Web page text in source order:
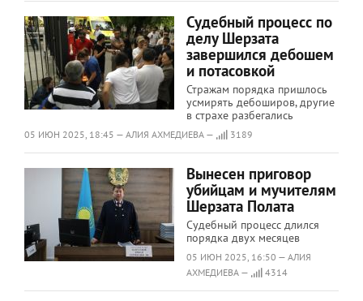
​​​​​​​Судебный процесс по
делу Шерзата
завершился дебошем
и потасовкой
Стражам порядка пришлось
усмирять дебоширов, другие
в страхе разбегались
05 ИЮН 2025, 18:45 — АЛИЯ АХМЕДИЕВА — 3189
Вынесен приговор
убийцам и мучителям
Шерзата Полата
Судебный процесс длился
порядка двух месяцев
05 ИЮН 2025, 16:50 — АЛИЯ
АХМЕДИЕВА —
4314